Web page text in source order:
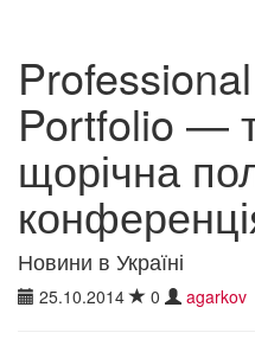
Portfolio —
щорічна
Новини в Україні
25.10.2014 0 agarkov